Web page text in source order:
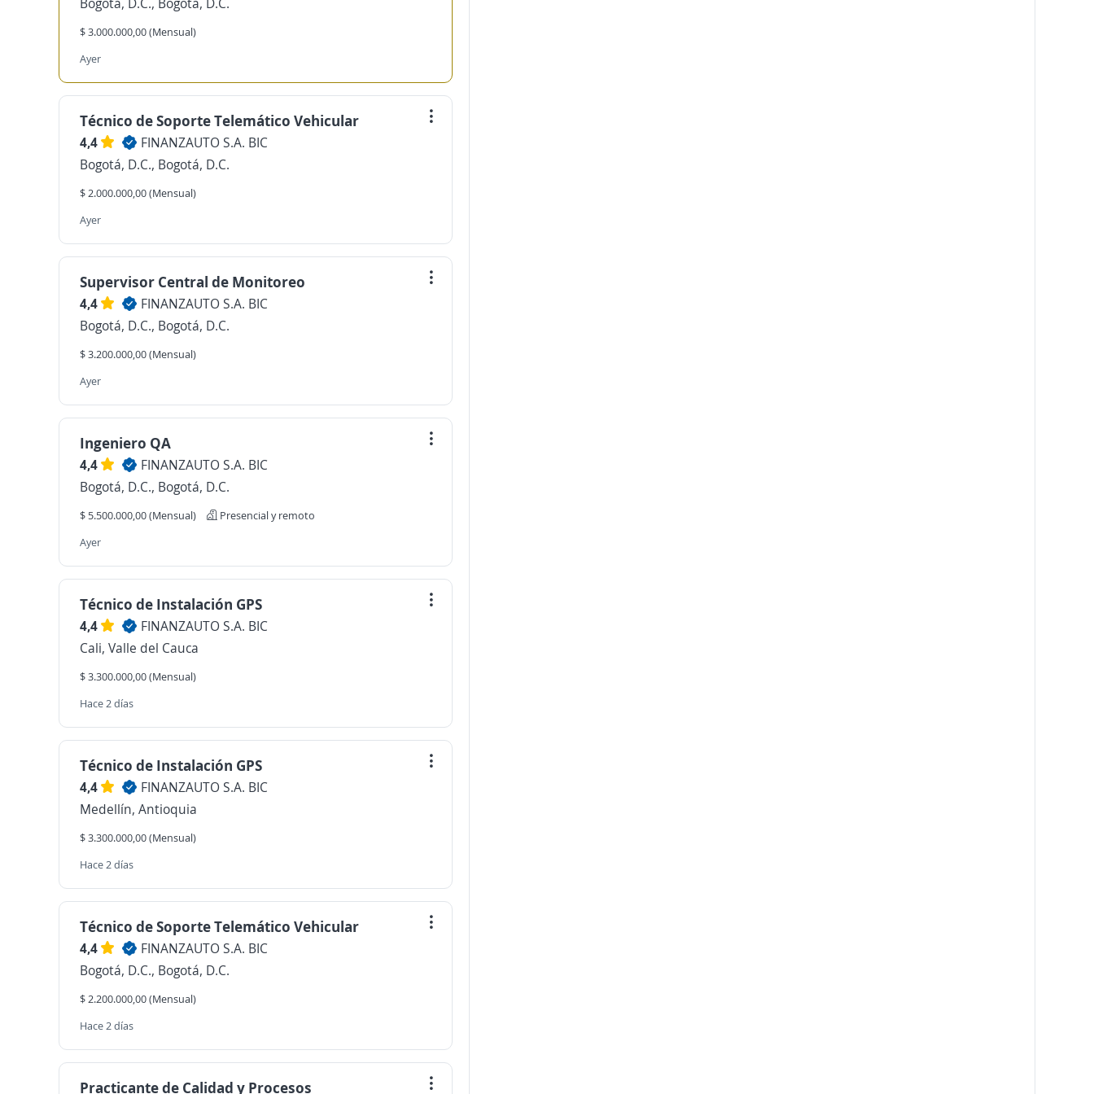
$ 3.000.000,00 (Mensual)
Ayer
Técnico de Soporte Telemático Vehicular
4,4
FINANZAUTO S.A. BIC
Bogotá, D.C., Bogotá, D.C.
$ 2.000.000,00 (Mensual)
Ayer
Supervisor Central de Monitoreo
4,4
FINANZAUTO S.A. BIC
Bogotá, D.C., Bogotá, D.C.
$ 3.200.000,00 (Mensual)
Ayer
Ingeniero QA
4,4
FINANZAUTO S.A. BIC
Bogotá, D.C., Bogotá, D.C.
$ 5.500.000,00 (Mensual)
Presencial y remoto
Ayer
Técnico de Instalación GPS
4,4
FINANZAUTO S.A. BIC
Cali, Valle del Cauca
$ 3.300.000,00 (Mensual)
Hace 2 días
Técnico de Instalación GPS
4,4
FINANZAUTO S.A. BIC
Medellín, Antioquia
$ 3.300.000,00 (Mensual)
Hace 2 días
Técnico de Soporte Telemático Vehicular
4,4
FINANZAUTO S.A. BIC
Bogotá, D.C., Bogotá, D.C.
$ 2.200.000,00 (Mensual)
Hace 2 días
Practicante de Calidad y Procesos